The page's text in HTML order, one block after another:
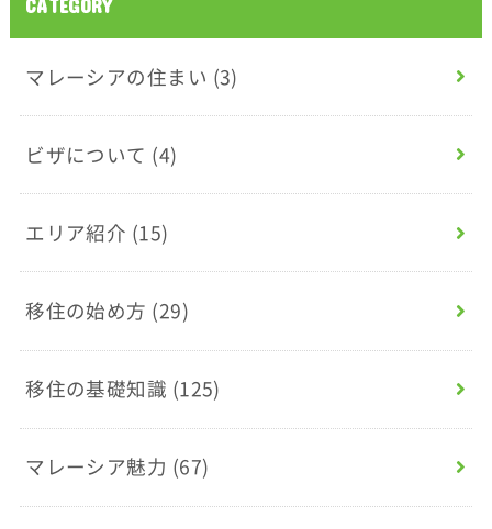
CATEGORY
マレーシアの住まい (3)
ビザについて (4)
エリア紹介 (15)
移住の始め方 (29)
移住の基礎知識 (125)
マレーシア魅力 (67)